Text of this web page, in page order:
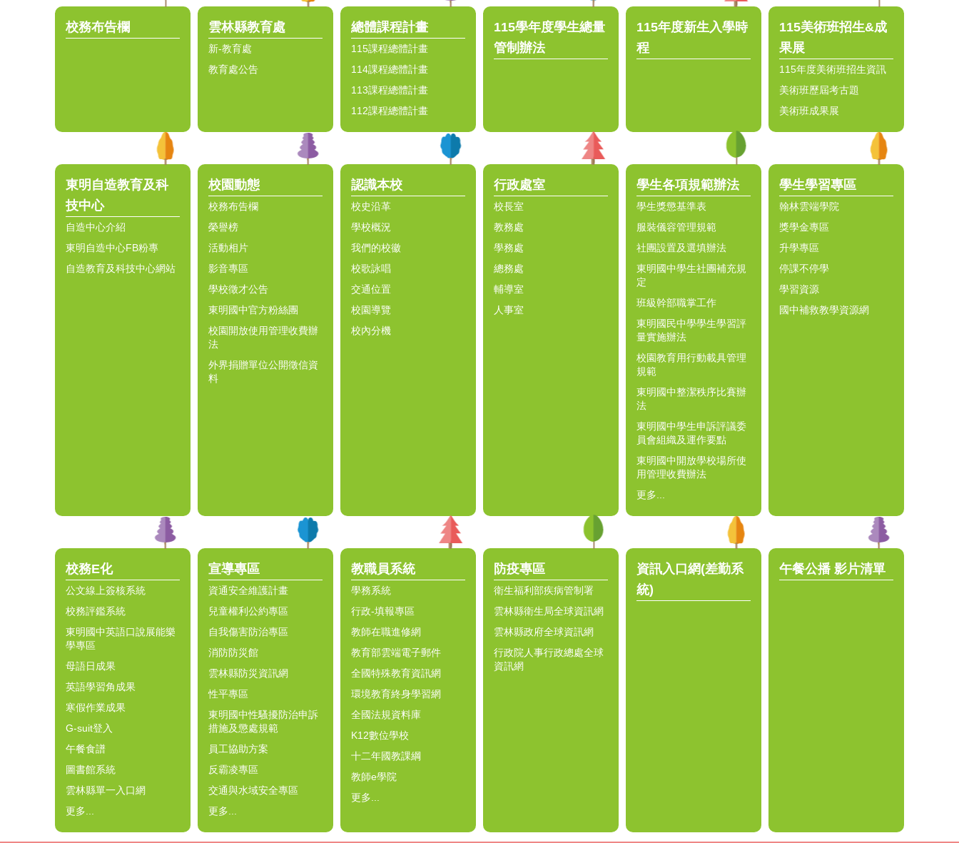
校務布告欄 雲林縣教育處
新-教育處
教育處公告
總體課程計畫
115課程總體計畫
114課程總體計畫
113課程總體計畫
112課程總體計畫
115學年度學生總量
管制辦法
115年度新生入學時
程
115美術班招生&成
果展
115年度美術班招生資訊
美術班歷屆考古題
美術班成果展
東明自造教育及科
技中心
自造中心介紹
東明自造中心FB粉專
自造教育及科技中心網站
校園動態
校務布告欄
榮譽榜
活動相片
影音專區
學校徵才公告
東明國中官方粉絲團
校園開放使用管理收費辦
法
外界捐贈單位公開徵信資
料
認識本校
校史沿革
學校概況
我們的校徽
校歌詠唱
交通位置
校園導覽
校內分機
行政處室
校長室
教務處
學務處
總務處
輔導室
人事室
學生各項規範辦法
學生獎懲基準表
服裝儀容管理規範
社團設置及選填辦法
東明國中學生社團補充規
定
班級幹部職掌工作
東明國民中學學生學習評
量實施辦法
校園教育用行動載具管理
規範
東明國中整潔秩序比賽辦
法
東明國中學生申訴評議委
員會組織及運作要點
東明國中開放學校場所使
用管理收費辦法
更多...
學生學習專區
翰林雲端學院
獎學金專區
升學專區
停課不停學
學習資源
國中補救教學資源網
校務E化
公文線上簽核系統
校務評鑑系統
東明國中英語口說展能樂
學專區
母語日成果
英語學習角成果
寒假作業成果
G-suit登入
午餐食譜
圖書館系統
雲林縣單一入口網
更多...
宣導專區
資通安全維護計畫
兒童權利公約專區
自我傷害防治專區
消防防災館
雲林縣防災資訊網
性平專區
東明國中性騷擾防治申訴
措施及懲處規範
員工協助方案
反霸凌專區
交通與水域安全專區
更多...
教職員系統
學務系統
行政-填報專區
教師在職進修網
教育部雲端電子郵件
全國特殊教育資訊網
環境教育終身學習網
全國法規資料庫
K12數位學校
十二年國教課綱
教師e學院
更多...
防疫專區
衛生福利部疾病管制署
雲林縣衛生局全球資訊網
雲林縣政府全球資訊網
行政院人事行政總處全球
資訊網
資訊入口網(差勤系
統)
午餐公播 影片清單